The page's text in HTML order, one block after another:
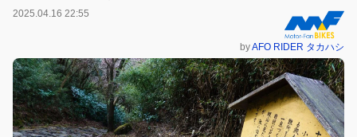
2025.04.16 22:55
byAFO RIDER タカハシ